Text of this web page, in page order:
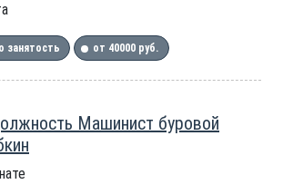
занятость от 40000 руб.
Машинист буровой